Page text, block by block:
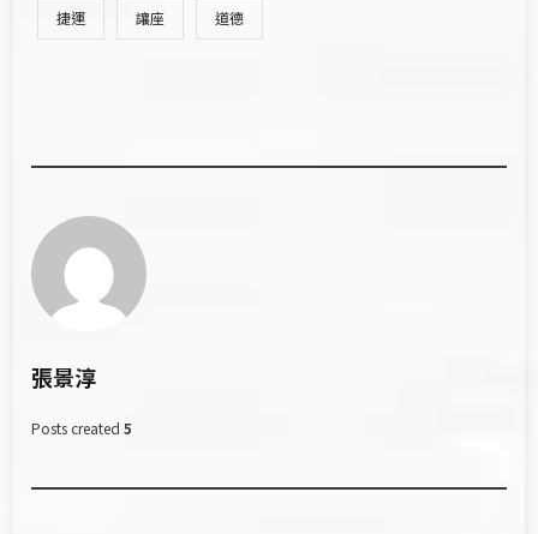
捷運 讓座 道德
張景淳
Posts created 5